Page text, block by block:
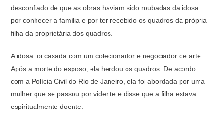
desconfiado de que as obras haviam sido roubadas da idosa
por conhecer a família e por ter recebido os quadros da própria
filha da proprietária dos quadros.
A idosa foi casada com um colecionador e negociador de arte.
Após a morte do esposo, ela herdou os quadros. De acordo
com a Polícia Civil do Rio de Janeiro, ela foi abordada por uma
mulher que se passou por vidente e disse que a filha estava
espiritualmente doente.